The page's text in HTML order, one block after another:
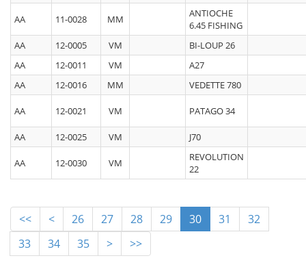
AA 11-0028 MM
ANTIOCHE
6.45 FISHING
AA
12-0005 VM
BI-LOUP 26
AA
12-0011 VM
A27
AA
12-0016 MM VEDETTE 780
AA 12-0021 VM PATAGO 34
AA 12-0025 VM J70
AA 12-0030 VM
REVOLUTION
22
<< < 26 27 28 29 30 31
32
33
34 35 > >>